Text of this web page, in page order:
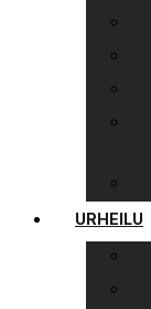
URHEILU